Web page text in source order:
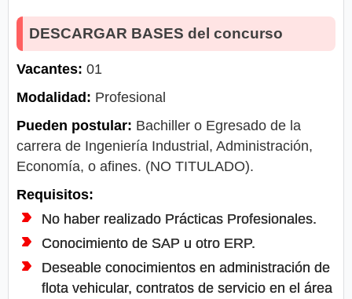
DESCARGAR BASES del concurso
Vacantes: 01
Modalidad: Profesional
Pueden postular: Bachiller o Egresado de la
carrera de Ingeniería Industrial, Administración,
Economía, o afines. (NO TITULADO).
Requisitos:
No haber realizado Prácticas Profesionales.
Conocimiento de SAP u otro ERP.
Deseable conocimientos en administración de
flota vehicular, contratos de servicio en el área